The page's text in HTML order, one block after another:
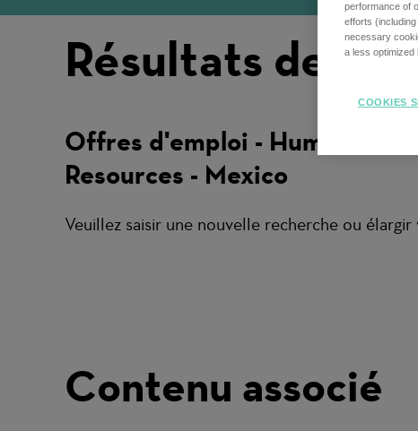
Résultats de
Offres d'emploi - Human
Resources - Mexico
Veuillez saisir une nouvelle recherche ou élargir
Contenu associé
performance of
efforts
necessary
a less optimized
COOKIES